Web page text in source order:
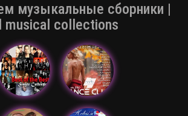
музыкальные сборники |
musical collections